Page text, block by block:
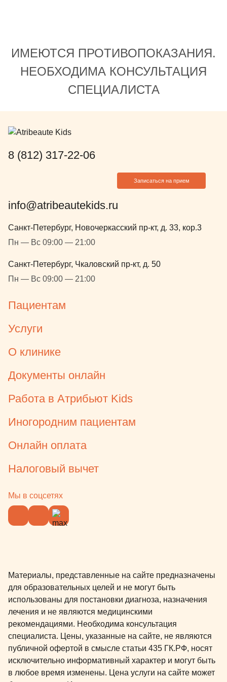
хорошо
Евгеньевну,
посоветовать
ИМЕЮТСЯ ПРОТИВОПОКАЗАНИЯ.
НЕОБХОДИМА КОНСУЛЬТАЦИЯ
СПЕЦИАЛИСТА
8 (812) 317-22-06
Записаться на прием
info@atribeautekids.ru
Санкт-Петербург, Новочеркасский пр-кт, д. 33, кор.3
Пн — Вс 09:00 — 21:00
Санкт-Петербург, Чкаловский пр-кт, д. 50
Пн — Вс 09:00 — 21:00
Пациентам
Услуги
О клинике
Документы онлайн
Работа в Атрибьют Kids
Иногородним пациентам
Онлайн оплата
Налоговый вычет
Мы в соцсетях
Материалы, представленные на сайте предназначены
для образовательных целей и не могут быть
использованы для постановки диагноза, назначения
лечения и не являются медицинскими
рекомендациями. Необходима консультация
специалиста. Цены, указанные на сайте, не являются
публичной офертой в смысле статьи 435 ГК.РФ, носят
исключительно информативный характер и могут быть
в любое время изменены. Цена услуги на сайте может